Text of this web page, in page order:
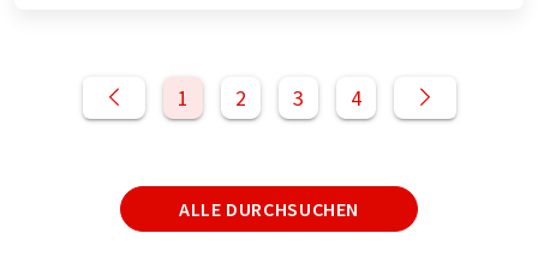
1 2 3 4
ALLE DURCHSUCHEN